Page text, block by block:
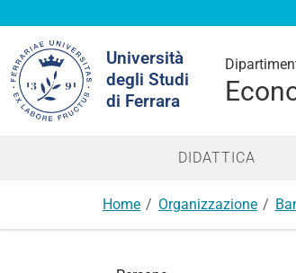
Università
degli Studi
di Ferrara
nel
sito
DIDATTICA
Home Organizzazione